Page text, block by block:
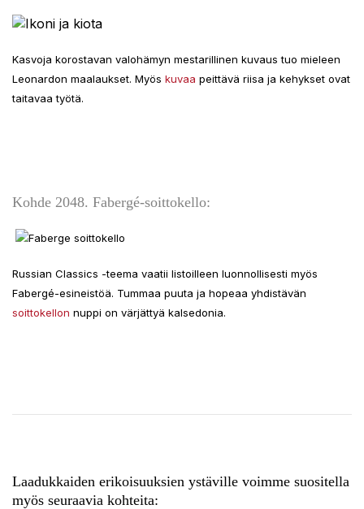
Kasvoja korostavan valohämyn mestarillinen kuvaus tuo mieleen
Leonardon maalaukset. Myös kuvaa peittävä riisa ja kehykset ovat
taitavaa työtä.
Kohde 2048. Fabergé-soittokello:
Russian Classics -teema vaatii listoilleen luonnollisesti myös
Fabergé-esineistöä. Tummaa puuta ja hopeaa yhdistävän
soittokellon nuppi on värjättyä kalsedonia.
Laadukkaiden erikoisuuksien ystäville voimme suositella
myös seuraavia kohteita: